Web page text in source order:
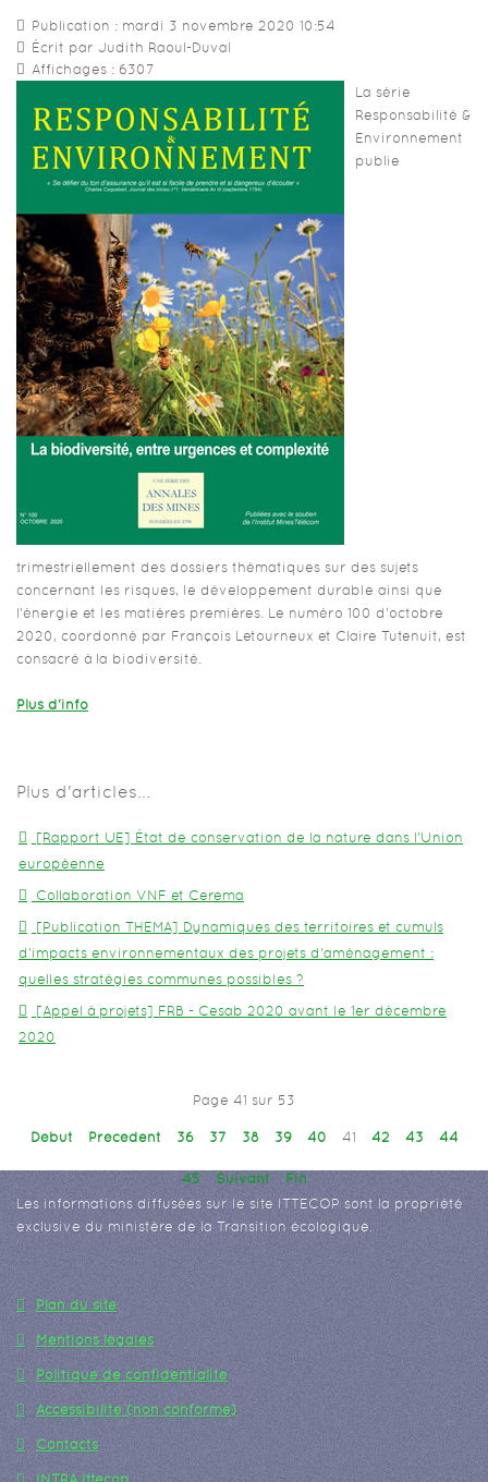
Publication : mardi 3 novembre 2020 10:54
Écrit par Judith Raoul-Duval
Affichages : 6307
La série
Responsabilité &
Environnement
publie
trimestriellement des dossiers thématiques sur des sujets
concernant les risques, le développement durable ainsi que
l’énergie et les matières premières. Le numéro 100 d'octobre
2020, coordonné par François Letourneux et Claire Tutenuit, est
consacré à la biodiversité.
Plus d'info
Plus d'articles...
[Rapport UE] État de conservation de la nature dans l'Union
européenne
Collaboration VNF et Cerema
[Publication THEMA] Dynamiques des territoires et cumuls
d'impacts environnementaux des projets d'aménagement :
quelles stratégies communes possibles ?
[Appel à projets] FRB - Cesab 2020 avant le 1er décembre
2020
Page 41 sur 53
Début Précédent 36 37 38 39 40 41 42 43 44
45 Suivant
Fin
Les informations diffusées sur le site ITTECOP sont la propriété
exclusive du ministère de la Transition écologique.
Plan du site
Mentions légales
Politique de confidentialité
Accessibilité (non conforme)
Contacts